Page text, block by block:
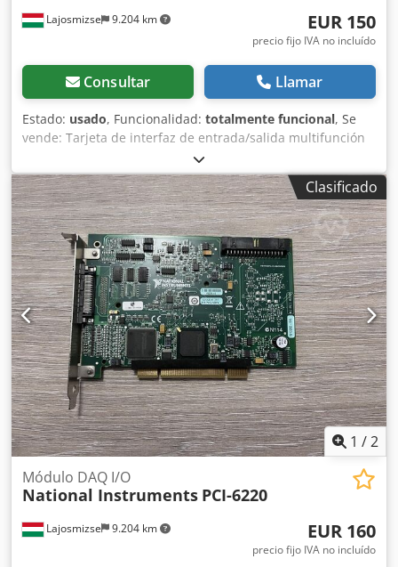
Lajosmizse 9.204 km EUR 150
precio fijo IVA no incluído
Consultar Llamar
Estado: usado, Funcionalidad: totalmente funcional, Se
vende: Tarjeta de interfaz de entrada/salida multifunción
PCI-6034E de National Instruments, en perfecto estado de
funcionamiento. Fabricante: National Instruments (NI)
Modelo: PCI-6034E Estado: Usado – Totalmente probada y
en funcionamiento Probada con: NI MAX – funcionamiento
verificado Entradas analógicas: 16 AI (16 bits, 200 kS/s)
Entradas/salidas digitales: 8 DIO Contadores: Dos
contadores/temporizadores de 24 bits Interfaz: PCI
Controlador: Compatible con NI-DAQmx Probada con el
software NI MAX y se ha comprobado que funciona
correctamente. Se ha confirmado el funcionamiento de
todos los canales analógicos y digitales. Compatible con
LabVIEW y LabWindows/CVI. Retirada de un entorno
industrial en funcionamiento; no presenta fallos. Cedpfx
Agszq Aiye Sjrf Envío desde Hungría. Envío internacional
disponible. Embalaje cuidadoso con protección
antiestática.
Clasificado
1 /2
Lajosmizse 9.204 km
Módulo DAQ I/O
National Instruments PCI-6220
EUR 160
precio fijo IVA no incluído